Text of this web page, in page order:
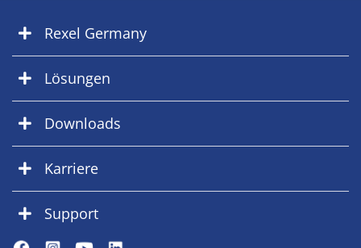
Rexel Germany
Lösungen
Downloads
Karriere
Support